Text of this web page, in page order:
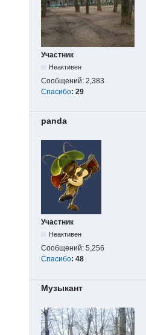
Участник
Неактивен
Сообщений: 2,383
Спасибо: 29
panda
Участник
Неактивен
Сообщений: 5,256
Спасибо: 48
Музыкант